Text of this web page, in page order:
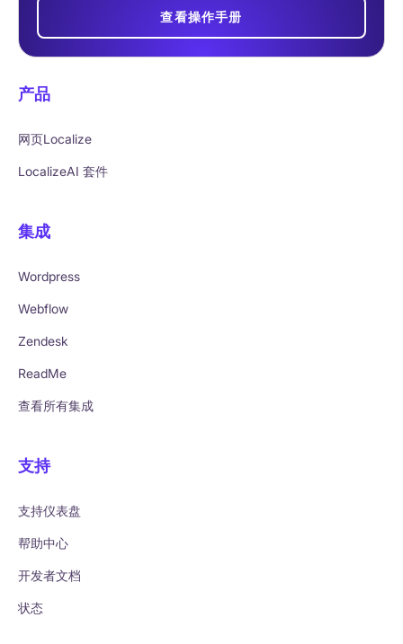
查看操作手册
产品
网页Localize
LocalizeAI 套件
集成
Wordpress
Webflow
Zendesk
ReadMe
查看所有集成
支持
支持仪表盘
帮助中心
开发者文档
状态